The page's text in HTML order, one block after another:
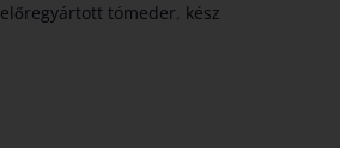
előregyártott tómeder, kész